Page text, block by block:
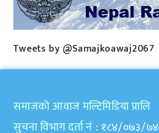
Tweets by @Samajkoawaj2067
समाजकाे आवाज मल्टिमिडिया प्रालि
सुचना विभाग दर्ता नं : १८४/०७३/७४